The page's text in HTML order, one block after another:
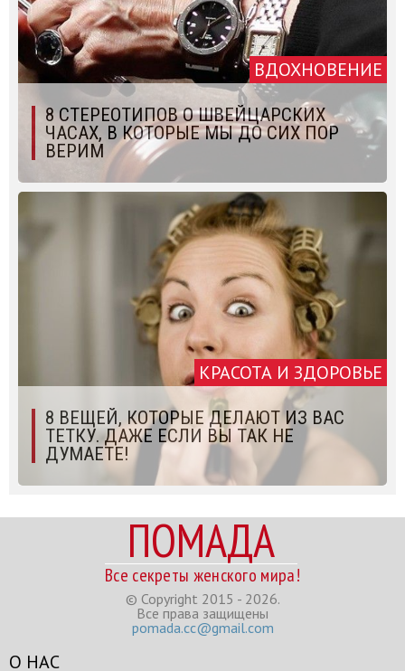
ВДОХНОВЕНИЕ
8 СТЕРЕОТИПОВ О ШВЕЙЦАРСКИХ
ЧАСАХ, В КОТОРЫЕ МЫ ДО СИХ ПОР
ВЕРИМ
КРАСОТА И ЗДОРОВЬЕ
8 ВЕЩЕЙ, КОТОРЫЕ ДЕЛАЮТ ИЗ ВАС
ТЕТКУ. ДАЖЕ ЕСЛИ ВЫ ТАК НЕ
ДУМАЕТЕ!
ПОМАДА
Все секреты женского мира!
© Copyright 2015 - 2026.
Все права защищены
pomada.cc@gmail.com
О НАС